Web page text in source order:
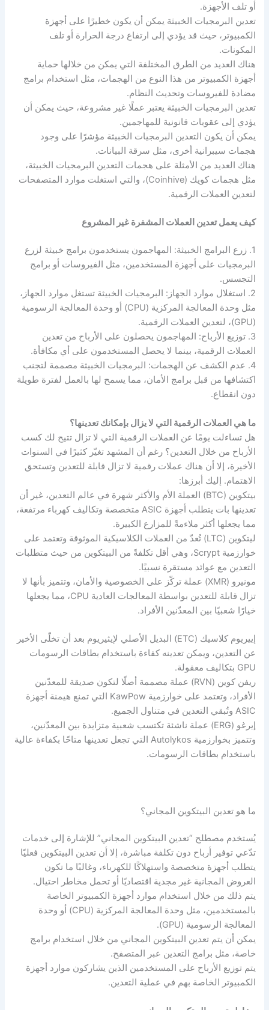
أو تلف الأجهزة.
تعدين البرمجيات الخبيثة يمكن أن يكون خطيرًا على أجهزة
الكمبيوتر، حيث قد يؤدي إلى ارتفاع درجة الحرارة أو تلف
المكونات.
هناك العديد من الطرق المختلفة التي يمكن من خلالها حماية
أجهزة الكمبيوتر من هذا النوع من الهجمات، مثل استخدام برامج
مضادة للفيروسات وتحديث النظام.
تعدين البرمجيات الخبيثة يعتبر عملًا غير مشروعة، حيث يمكن أن
يؤدي إلى عقوبات قانونية للمهاجمين.
يمكن أن يكون التعدين البرمجيات الخبيثة مؤشرًا على وجود
هجمات سيبرانية أخرى، مثل سرقة البيانات.
هناك العديد من الأمثلة على هجمات التعدين البرمجيات الخبيثة،
مثل هجمات كويك (Coinhive)، والتي استغلت موارد المتصفحات
لتعدين العملات الرقمية.
كيف يعمل تعدين العملات المشفرة غير المشروع
1. زرع البرامج الخبيثة: المهاجمون يستخدمون برامج خبيثة لزرع
البرمجيات على أجهزة المستخدمين، مثل الفيروسات أو برامج
التجسس.
2. استغلال موارد الجهاز: البرمجيات الخبيثة تستغل موارد الجهاز،
مثل وحدة المعالجة المركزية (CPU) أو وحدة المعالجة الرسومية
3. توزيع الأرباح: المهاجمون يحصلون على الأرباح من تعدين
العملات الرقمية، بينما لا يحصل المستخدمون على أي مكافأة.
4. عدم الكشف عن الهجمات: البرمجيات الخبيثة مصممة لتجنب
اكتشافها من قبل برامج الأمان، مما يسمح لها بالعمل لفترة طويلة
دون انقطاع.
ما هي العملات الرقمية التي لا يزال بإمكانك تعدينها؟
هل تساءلت يومًا عن العملات الرقمية التي لا تزال تتيح لك كسب
الأرباح من خلال التعدين؟ رغم أن المشهد تغيّر كثيرًا في السنوات
الأخيرة، إلا أن هناك عملات رقمية لا تزال قابلة للتعدين وتستحق
الاهتمام. إليك أبرزها:
بيتكوين (BTC) العملة الأم والأكثر شهرة في عالم التعدين، غير أن
تعدينها بات يتطلب أجهزة ASIC متخصصة وتكاليف كهرباء مرتفعة،
مما يجعلها أكثر ملاءمةً للمزارع الكبيرة.
ليتكوين (LTC) تُعدّ من العملات الكلاسيكية الموثوقة وتعتمد على
خوارزمية Scrypt، وهي أقل تكلفةً من البيتكوين من حيث متطلبات
التعدين مع عوائد مستقرة نسبيًا.
مونيرو (XMR) عملة تركّز على الخصوصية والأمان، وتتميز بأنها لا
تزال قابلة للتعدين بواسطة المعالجات العادية CPU، مما يجعلها
خيارًا شعبيًا بين المعدّنين الأفراد.
إييريوم كلاسيك (ETC) البديل الأصلي لإيثيريوم بعد أن تخلّى الأخير
عن التعدين، ويمكن تعدينه كفاءة باستخدام بطاقات الرسومات
GPU بتكاليف معقولة.
ريفن كوين (RVN) عملة مصممة أصلًا لتكون صديقة للمعدّنين
الأفراد، وتعتمد على خوارزمية KawPow التي تمنع هيمنة أجهزة
ASIC وتُبقي التعدين في متناول الجميع.
إيرغو (ERG) عملة ناشئة تكتسب شعبية متزايدة بين المعدّنين،
وتتميز بخوارزمية Autolykos التي تجعل تعدينها متاحًا بكفاءة عالية
باستخدام بطاقات الرسومات.
ما هو تعدين البيتكوين المجاني؟
يُستخدم مصطلح “تعدين البيتكوين المجاني” للإشارة إلى خدمات
تدّعي توفير أرباح دون تكلفة مباشرة، إلا أن تعدين البيتكوين فعليًا
يتطلب أجهزة متخصصة واستهلاكًا للكهرباء، وغالبًا ما تكون
العروض المجانية غير مجدية اقتصاديًا أو تحمل مخاطر احتيال.
يتم ذلك من خلال استخدام موارد أجهزة الكمبيوتر الخاصة
بالمستخدمين، مثل وحدة المعالجة المركزية (CPU) أو وحدة
المعالجة الرسومية (GPU).
يمكن أن يتم تعدين البيتكوين المجاني من خلال استخدام برامج
خاصة، مثل برامج التعدين عبر المتصفح.
يتم توزيع الأرباح على المستخدمين الذين يشاركون موارد أجهزة
الكمبيوتر الخاصة بهم في عملية التعدين.